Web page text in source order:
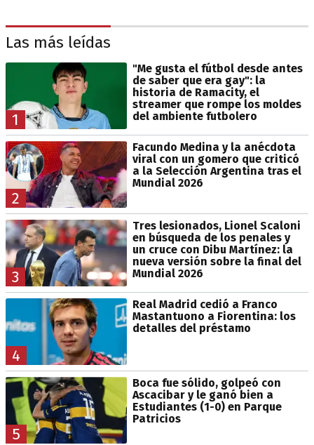
Las más leídas
1
"Me gusta el fútbol desde antes
de saber que era gay": la
historia de Ramacity, el
streamer que rompe los moldes
del ambiente futbolero
2
Facundo Medina y la anécdota
viral con un gomero que criticó
a la Selección Argentina tras el
Mundial 2026
3
Tres lesionados, Lionel Scaloni
en búsqueda de los penales y
un cruce con Dibu Martínez: la
nueva versión sobre la final del
Mundial 2026
4
Real Madrid cedió a Franco
Mastantuono a Fiorentina: los
detalles del préstamo
5
Boca fue sólido, golpeó con
Ascacibar y le ganó bien a
Estudiantes (1-0) en Parque
Patricios